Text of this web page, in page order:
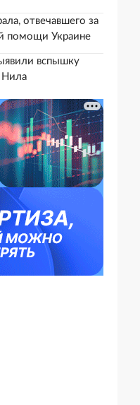
отвечавшего за
помощи Украине
вспышку
Нила